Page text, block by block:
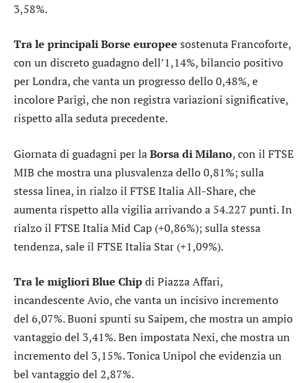
3,58%.
Tra le principali Borse europee sostenutaFrancoforte,
con un discreto guadagno dell’1,14%, bilancio positivo
perLondra, che vanta un progresso dello 0,48%, e
incoloreParigi, che non registra variazioni significative,
rispetto alla seduta precedente.
Giornata di guadagni per laBorsa di Milano, con il FTSE
MIB che mostra una plusvalenza dello 0,81%; sulla
stessa linea, in rialzo il FTSE Italia All-Share, che
aumenta rispetto alla vigilia arrivando a 54.227 punti. In
rialzo il FTSE Italia Mid Cap (+0,86%); sulla stessa
tendenza, sale il FTSE Italia Star (+1,09%).
Tra le migliori Blue Chipdi Piazza Affari,
incandescenteAvio, che vanta un incisivo incremento
del 6,07%. Buoni spunti su Saipem, che mostra un ampio
vantaggio del 3,41%. Ben impostataNexi, che mostra un
incremento del 3,15%. TonicaUnipol che evidenzia un
bel vantaggio del 2,87%.